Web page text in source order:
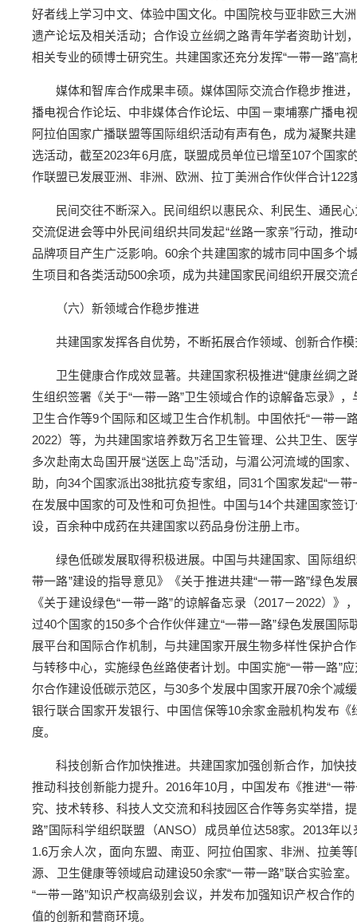
好者线上学习中文、体验中国文化。中国院校与亚非欧三大
遗产论坛及相关活动；合作设立丝绸之路青年学者资助计划
相关专业的硕博士研究生。共建国家还充分发挥“一带一路”
媒体和智库合作成果丰硕。媒体国际交流合作稳步推进
播电视合作论坛、中非媒体合作论坛、中国－柬埔寨广播电
阿拉伯国家广播联盟等国际组织活动有声有色，成为凝聚共
选活动，截至2023年6月底，联盟成员单位已增至107个国家
作联盟已发展亚洲、非洲、欧洲、拉丁美洲合作伙伴合计
民间交往不断深入。民间组织以惠民众、利民生、通民
交流促进会等中外民间组织共同发起“丝路一家亲”行动，推
品牌项目产生广泛影响。60余个共建国家的城市同中国多个
生项目和各类活动500余项，成为共建国家民间组织开展交流
（六）新领域合作稳步推进
共建国家发挥各自优势，不断拓展合作领域、创新合作
卫生健康合作成效显著。共建国家积极推进“健康丝绸
生组织签署《关于“一带一路”卫生领域合作的谅解备忘录》
卫生合作等9个国际和区域卫生合作机制。中国依托“一带
2022）等，为共建国家培养数万名卫生管理、公共卫生、医
多次赴南太岛国开展“送医上岛”活动，与湄公河流域的国
助，向34个国家派出38批抗疫专家组，同31个国家发起“一
在发展中国家的可及性和可负担性。中国与14个共建国家签
设，百余种中成药在共建国家以药品身份注册上市。
绿色低碳发展取得积极进展。中国与共建国家、国际组
带一路”建设的指导意见》《关于推进共建“一带一路”绿色
《关于建设绿色“一带一路”的谅解备忘录（2017－2022）
过40个国家的150多个合作伙伴建立“一带一路”绿色发展国
展平台和国际合作机制，与共建国家开展生物多样性保护合
与转移中心，实施绿色丝路使者计划。中国实施“一带一路”
尔合作建设低碳示范区，与30多个发展中国家开展70余个减
银行联合国家开发银行、中国信保等10余家金融机构发布
度。
科技创新合作加快推进。共建国家加强创新合作，加快
推动科技创新能力提升。2016年10月，中国发布《推进“一
究、技术转移、科技人文交流和科技园区合作等务实举措，
路”国际科学组织联盟（ANSO）成员单位达58家。2013年
1.6万余人次，面向东盟、南亚、阿拉伯国家、非洲、拉美
源、卫生健康等领域启动建设50余家“一带一路”联合实验室
“一带一路”知识产权高级别会议，并发布加强知识产权合作
值的创新和营商环境。